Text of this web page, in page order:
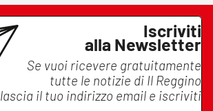
Iscriviti
alla Newsletter
Se vuoi ricevere gratuitamente
tutte le notizie di Il Reggino
lascia il tuo indirizzo email e iscriviti